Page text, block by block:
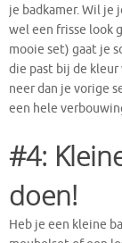
je badkamer. Wil je
wel een frisse look
mooie set) gaat je
die past bij de kleur
neer dan je vorige
een hele
#4:
doen!
Heb je een kleine